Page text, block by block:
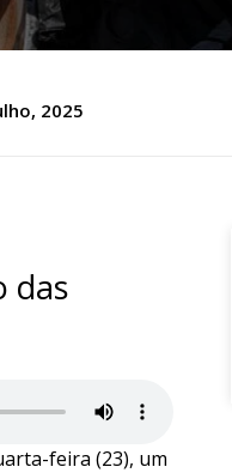
2025
das
feira (23), um